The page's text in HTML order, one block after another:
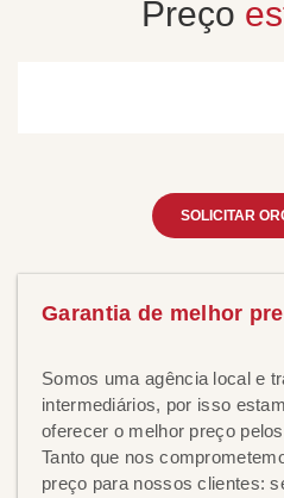
Preço
SOLICITAR
Garantia de melhor
Somos uma agência local e
intermediários, por isso
oferecer o melhor preço
Tanto que nos
preço para nossos clientes: